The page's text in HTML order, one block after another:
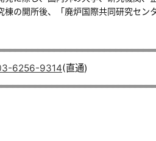
の開所後、「廃炉国際共同研究セン
6256-9314(直通)